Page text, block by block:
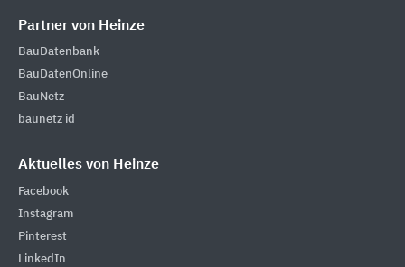
Partner von Heinze
BauDatenbank
BauDatenOnline
BauNetz
baunetz id
Aktuelles von Heinze
Facebook
Instagram
Pinterest
LinkedIn